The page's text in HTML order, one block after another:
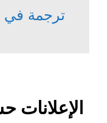
ترجمة في